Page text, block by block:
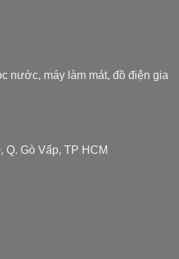
nước, máy làm mát, đồ điện gia
Q. Gò Vấp, TP HCM